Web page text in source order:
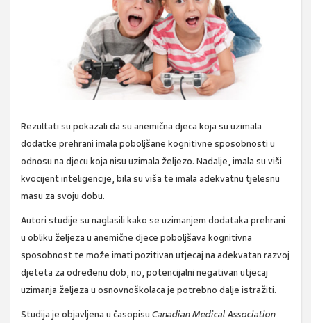
Rezultati su pokazali da su anemična djeca koja su uzimala
dodatke prehrani imala poboljšane kognitivne sposobnosti u
odnosu na djecu koja nisu uzimala željezo. Nadalje, imala su viši
kvocijent inteligencije, bila su viša te imala adekvatnu tjelesnu
masu za svoju dobu.
Autori studije su naglasili kako se uzimanjem dodataka prehrani
u obliku željeza u anemične djece poboljšava kognitivna
sposobnost te može imati pozitivan utjecaj na adekvatan razvoj
djeteta za određenu dob, no, potencijalni negativan utjecaj
uzimanja željeza u osnovnoškolaca je potrebno dalje istražiti.
Studija je objavljena u časopisu Canadian Medical Association